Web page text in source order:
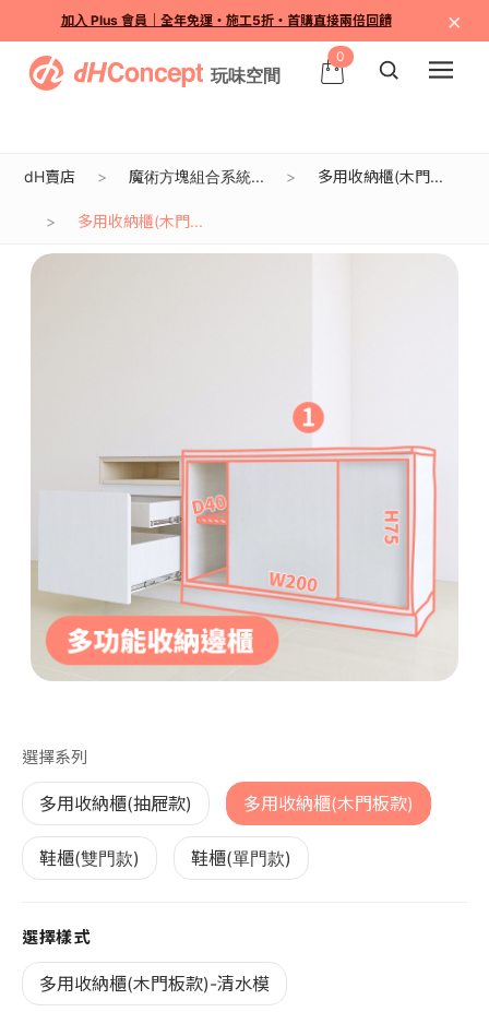
加入 Plus 會員｜全年免運・施工5折・首購直接兩倍回饋 ×
0
dH賣店 魔術方塊組合系統... 多用收納櫃(木門...
多用收納櫃(木門...
選擇系列
多用收納櫃(抽屜款) 多用收納櫃(木門板款)
鞋櫃(雙門款) 鞋櫃(單門款)
選擇樣式
多用收納櫃(木門板款)-清水模